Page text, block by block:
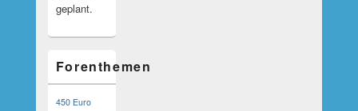
geplant.
Forenthemen
450 Euro